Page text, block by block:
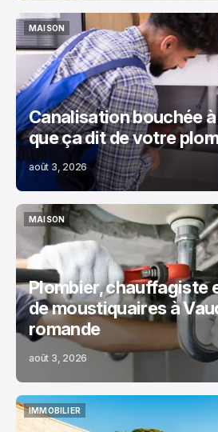
MAISON
MAISON
Canalisation bouchée
que ça dit de votre
août 3, 2026
MAISON
MAISON
Plombier, chauffagiste
de moustiquaires à
romande
août 3, 2026
IMMOBILIER
IMMOBILIER